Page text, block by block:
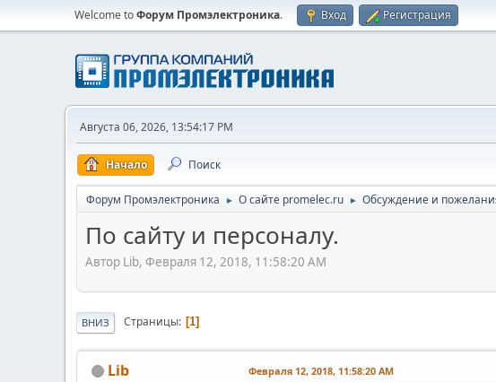
Welcome toФорум Промэлектроника. Вход Регистрация
Августа 06, 2026, 13:54:17 PM
Начало Поиск
Форум Промэлектроника ► О сайте promelec.ru ► Обсуждение и
По сайту и персоналу.
Автор Lib, Февраля 12, 2018, 11:58:20 AM
ВНИЗ Страницы 1
Lib Февраля 12, 2018, 11:58:20 AM